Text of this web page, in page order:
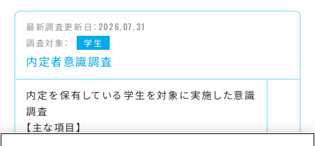
最新調査更新日： 2026.07.31
調査対象：
学生
内定者意識調査
内定を保有している学生を対象に実施した意識
調査
【主な項目】